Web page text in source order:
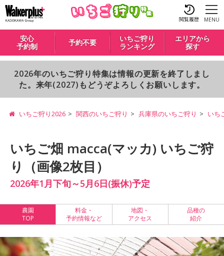
閲覧履歴 MENU
安心
予約制
予約不要
いちご狩り
ランキング
エリアから
探す
2026年のいちご狩り特集は情報の更新を終了しまし
た。来年(2027)もどうぞよろしくお願いします。
いちご狩り2026 関西のいちご狩り 兵庫県のいちご狩り いち
いちご畑 macca(マッカ) いちご狩
り（画像2枚目）
2026年1月下旬～5月6日(振休)予定
農園
TOP
料金・
予約情報など
地図・
アクセス
品種の
紹介